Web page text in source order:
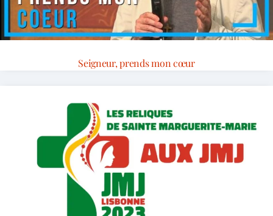
Seigneur, prends mon cœur